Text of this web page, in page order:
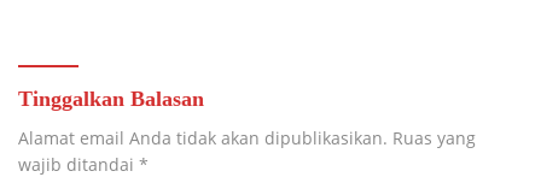
Tinggalkan Balasan
Alamat email Anda tidak akan dipublikasikan. Ruas yang
wajib ditandai *